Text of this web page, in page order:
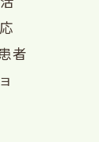
者